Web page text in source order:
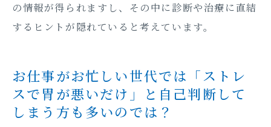
の情報が得られますし、その中に診断や治療に直結
するヒントが隠れていると考えています。
お仕事がお忙しい世代では「ストレ
スで胃が悪いだけ」と自己判断して
しまう方も多いのでは？